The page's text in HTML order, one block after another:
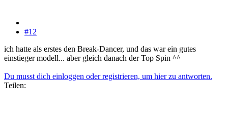
#12
ich hatte als erstes den Break-Dancer, und das war ein gutes
einstieger modell... aber gleich danach der Top Spin ^^
Du musst dich einloggen oder registrieren, um hier zu antworten.
Teilen: